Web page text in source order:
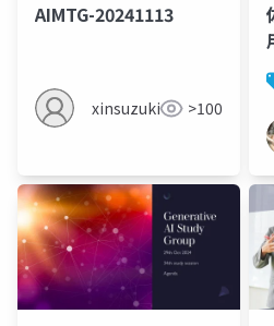
AIMTG-20241113
xinsuzuki >100